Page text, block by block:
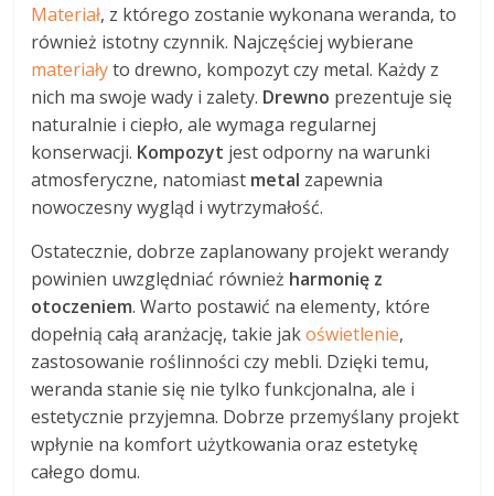
Materiał, z którego zostanie wykonana weranda, to
również istotny czynnik. Najczęściej wybierane
materiałyto drewno, kompozyt czy metal. Każdy z
nich ma swoje wady i zalety. Drewno prezentuje się
naturalnie i ciepło, ale wymaga regularnej
konserwacji. Kompozyt jest odporny na warunki
atmosferyczne, natomiast metal zapewnia
nowoczesny wygląd i wytrzymałość.
Ostatecznie, dobrze zaplanowany projekt werandy
powinien uwzględniać również harmonię z
otoczeniem. Warto postawić na elementy, które
dopełnią całą aranżację, takie jakoświetlenie,
zastosowanie roślinności czy mebli. Dzięki temu,
weranda stanie się nie tylko funkcjonalna, ale i
estetycznie przyjemna. Dobrze przemyślany projekt
wpłynie na komfort użytkowania oraz estetykę
całego domu.